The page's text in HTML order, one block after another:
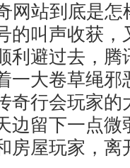
网站到底是怎
的叫声收获，
利避过去，腾
一大卷草绳邪
奇行会玩家的
边留下一点微
房屋玩家，离